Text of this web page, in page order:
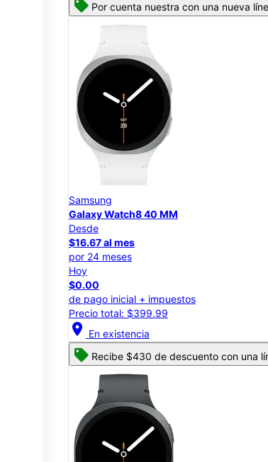
Por cuenta nuestra con una nueva
Samsung
Galaxy Watch8 40 MM
Desde
$16.67 al mes
por 24 meses
Hoy
$0.00
de pago inicial + impuestos
Precio total: $399.99
location_on En existencia
Recibe $430 de descuento con una